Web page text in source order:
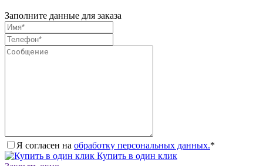
Заполните данные для заказа
Я согласен на обработку персональных данных.*
Купить в один клик